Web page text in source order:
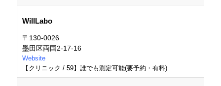
WillLabo
〒130-0026
墨田区両国2-17-16
Website
【クリニック / 59】誰でも測定可能(要予約・有料)